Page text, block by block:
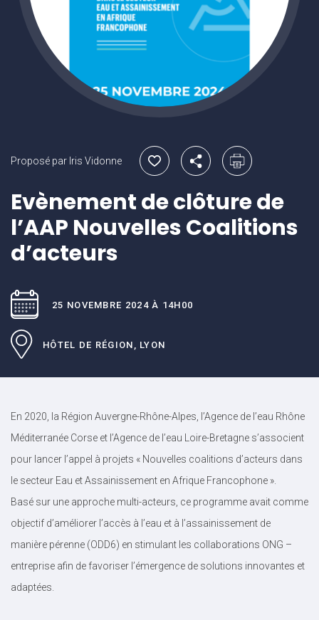
Proposé par Iris Vidonne
Evènement de clôture de
l’AAP Nouvelles Coalitions
d’acteurs
25 NOVEMBRE 2024 À 14H00
HÔTEL DE RÉGION, LYON
En 2020, la Région Auvergne-Rhône-Alpes, l’Agence de l’eau Rhône
Méditerranée Corse et l’Agence de l’eau Loire-Bretagne s’associent
pour lancer l’appel à projets « Nouvelles coalitions d’acteurs dans
le secteur Eau et Assainissement en Afrique Francophone ».
Basé sur une approche multi-acteurs, ce programme avait comme
objectif d’améliorer l’accès à l’eau et à l’assainissement de
manière pérenne (ODD6) en stimulant les collaborations ONG –
entreprise afin de favoriser l’émergence de solutions innovantes et
adaptées.